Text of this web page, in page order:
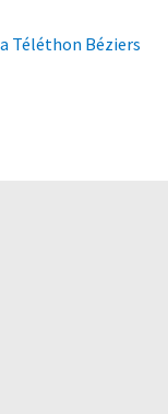
Téléthon Béziers